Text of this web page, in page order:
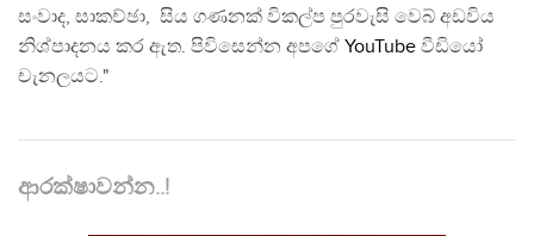
සංවාද, සාකච්ඡා, සිය ගණනක් විකල්ප පුරවැසි වෙබ් අඩවිය
නිශ්පාදනය කර ඇත. පිවිසෙන්න අපගේ YouTube වීඩියෝ
චැනලයට."
ආරක්ෂාවන්න..!